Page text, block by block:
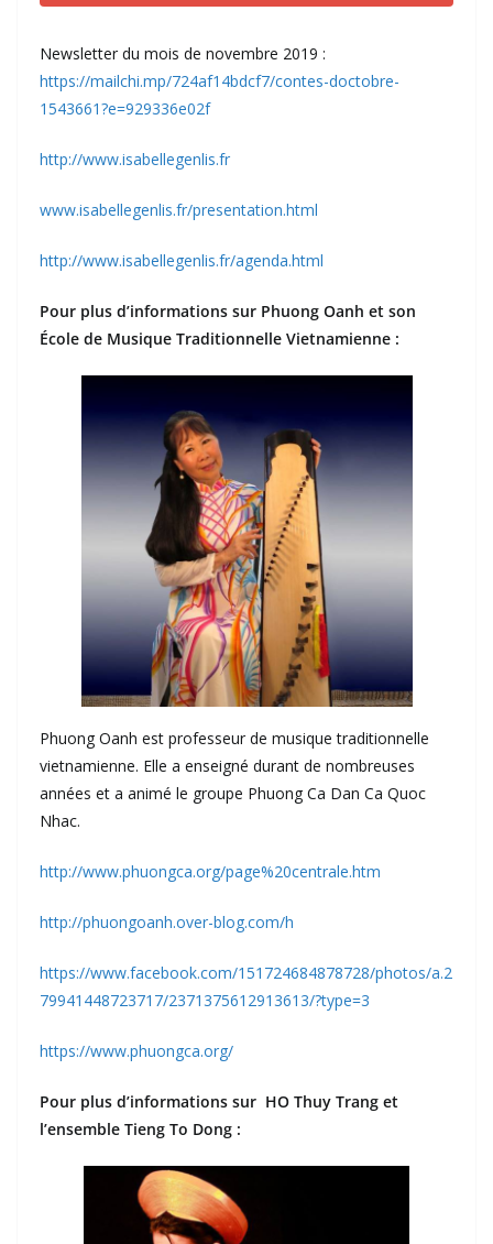
Newsletter du mois de novembre 2019 :
https://mailchi.mp/724af14bdcf7/contes-doctobre-
1543661?e=929336e02f
http://www.isabellegenlis.fr
www.isabellegenlis.fr/presentation.html
http://www.isabellegenlis.fr/agenda.html
Pour plus d’informations sur Phuong Oanh et son
École de Musique Traditionnelle Vietnamienne :
Phuong Oanh est professeur de musique traditionnelle
vietnamienne. Elle a enseigné durant de nombreuses
années et a animé le groupe Phuong Ca Dan Ca Quoc
Nhac.
http://www.phuongca.org/page%20centrale.htm
http://phuongoanh.over-blog.com/h
https://www.facebook.com/151724684878728/photos/a.2
79941448723717/2371375612913613/?type=3
https://www.phuongca.org/
Pour plus d’informations sur HO Thuy Trang et
l’ensemble Tieng To Dong :